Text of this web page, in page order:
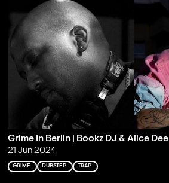
Grime In Berlin | Bookz DJ & Alice Dee
21 Jun 2024
GRIME DUBSTEP TRAP